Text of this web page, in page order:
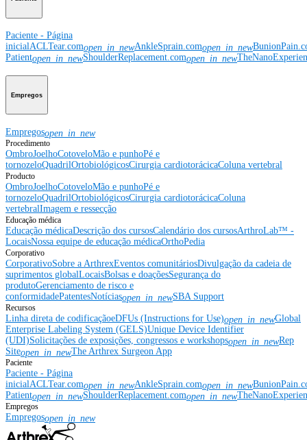
Paciente - Página
inicialACLTear.comopen_in_newAnkleSprain.comopen_in_new
Patientopen_in_newShoulderReplacement.comopen_in_new
Empregos
Empregosopen_in_new
Procedimento
OmbroJoelhoCotoveloMão e punhoPé e
tornozeloQuadrilOrtobiológicosCirurgia cardiotorácicaColuna vertebral
Producto
OmbroJoelhoCotoveloMão e punhoPé e
tornozeloQuadrilOrtobiológicosCirurgia cardiotorácicaColuna
vertebralImagem e ressecção
Educação médica
Educação médicaDescrição dos cursosCalendário dos cursosArthroLab™ -
LocaisNossa equipe de educação médicaOrthoPedia
Corporativo
CorporativoSobre a ArthrexEventos comunitáriosDivulgação da cadeia de
suprimentos globalLocaisBolsas e doaçõesSegurança do
produtoGerenciamento de risco e
conformidadePatentesNotíciasopen_in_newSBA Support
Recursos
Linha direta de codificaçãoeDFUs (Instructions for Use)open_in_newGlobal
Enterprise Labeling System (GELS)Unique Device Identifier
(UDI)Solicitações de exposições, congressos e workshopsopen_in_newRep
Siteopen_in_newThe Arthrex Surgeon App
Paciente
Paciente - Página
inicial ACLTear.comopen_in_newAnkleSprain.comopen_in_new
Patientopen_in_newShoulderReplacement.comopen_in_new
Empregos
Empregosopen_in_new